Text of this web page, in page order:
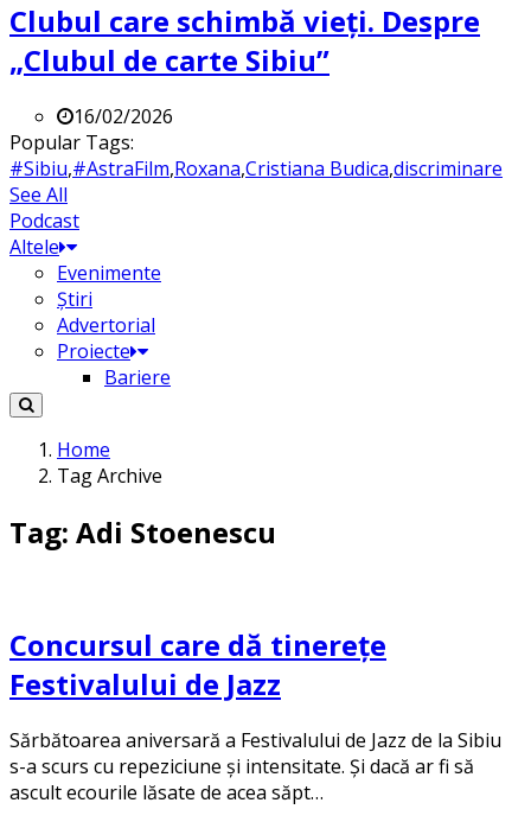
Clubul care schimbă vieți. Despre
„Clubul de carte Sibiu”
16/02/2026
Popular Tags:
#Sibiu,#AstraFilm,Roxana,Cristiana Budica,discriminare
See All
Podcast
Altele
Evenimente
Știri
Advertorial
Proiecte
Bariere
Home
Tag Archive
Tag: Adi Stoenescu
Concursul care dă tinerețe
Festivalului de Jazz
Sărbătoarea aniversară a Festivalului de Jazz de la Sibiu
s-a scurs cu repeziciune și intensitate. Și dacă ar fi să
ascult ecourile lăsate de acea săpt…